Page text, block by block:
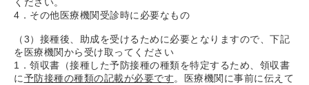
ください。
4．その他医療機関受診時に必要なもの
（3）接種後、助成を受けるために必要となりますので、下記
を医療機関から受け取ってください
1．領収書（接種した予防接種の種類を特定するため、領収書
に予防接種の種類の記載が必要です。医療機関に事前に伝えて